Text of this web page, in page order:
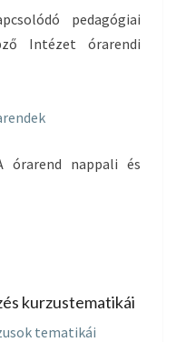
pedagógiai
Intézet órarendi
órarend nappali és
kurzustematikái
tematikái